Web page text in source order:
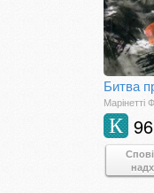
Битва
Марінетті
К